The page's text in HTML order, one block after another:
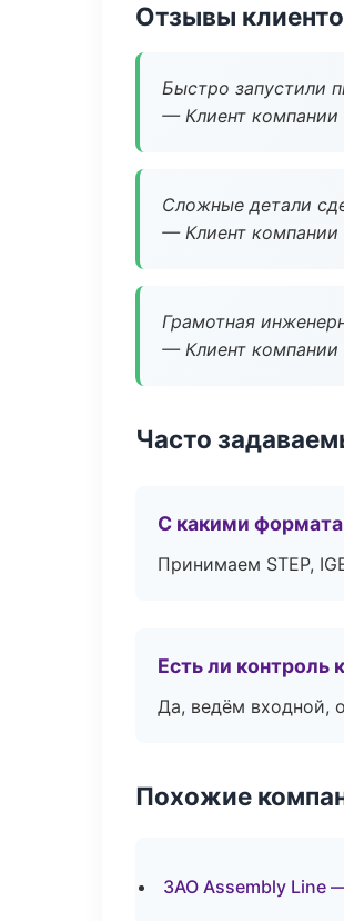
Отзывы
Быстро запустили
— Клиент компании
Сложные детали
— Клиент компании
Грамотная
— Клиент компании
Часто
С какими
Принимаем STEP,
Есть ли контроль
Да, ведём входной,
Похожие
ЗАО Assembly Line